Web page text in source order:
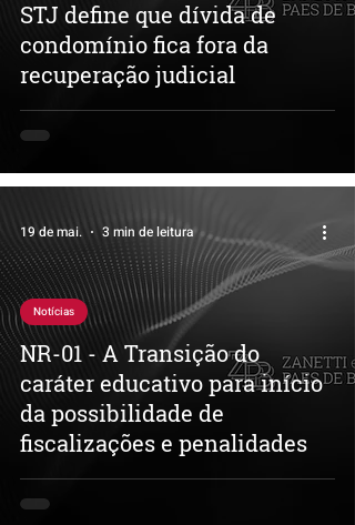
STJ define que dívida de
condomínio fica fora da
recuperação judicial
NR-01 - A Transição do
caráter educativo para início
da possibilidade de
fiscalizações e penalidades
Notícias
19 de mai. 3 min de leitura